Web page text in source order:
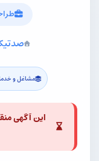
مشاغل و
این آگهی